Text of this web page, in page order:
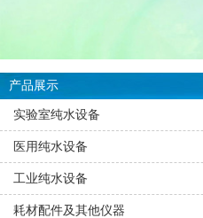
产品展示
实验室纯水设备
医用纯水设备
工业纯水设备
耗材配件及其他仪器